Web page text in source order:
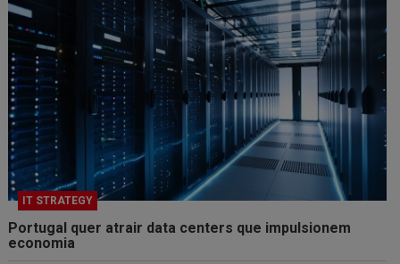
IT STRATEGY
Portugal quer atrair data centers que impulsionem
economia